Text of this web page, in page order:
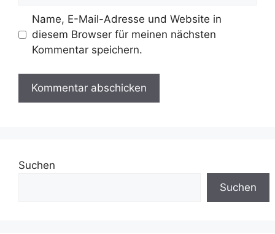
Name, E-Mail-Adresse und Website in
diesem Browser für meinen nächsten
Kommentar speichern.
Suchen
Suchen